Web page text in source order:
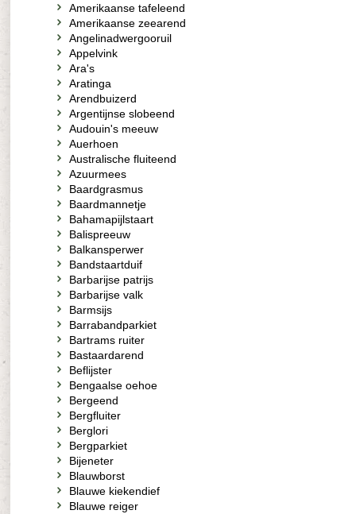
Amerikaanse tafeleend
Amerikaanse zeearend
Angelinadwergooruil
Appelvink
Ara's
Aratinga
Arendbuizerd
Argentijnse slobeend
Audouin's meeuw
Auerhoen
Australische fluiteend
Azuurmees
Baardgrasmus
Baardmannetje
Bahamapijlstaart
Balispreeuw
Balkansperwer
Bandstaartduif
Barbarijse patrijs
Barbarijse valk
Barmsijs
Barrabandparkiet
Bartrams ruiter
Bastaardarend
Beflijster
Bengaalse oehoe
Bergeend
Bergfluiter
Berglori
Bergparkiet
Bijeneter
Blauwborst
Blauwe kiekendief
Blauwe reiger